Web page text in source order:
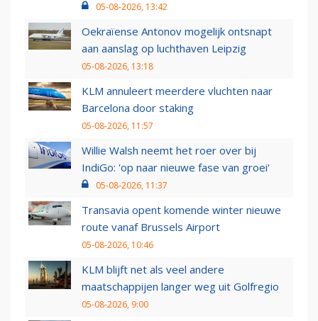
05-08-2026, 13:42
Oekraïense Antonov mogelijk ontsnapt
aan aanslag op luchthaven Leipzig
05-08-2026, 13:18
KLM annuleert meerdere vluchten naar
Barcelona door staking
05-08-2026, 11:57
Willie Walsh neemt het roer over bij
IndiGo: 'op naar nieuwe fase van groei'
05-08-2026, 11:37
Transavia opent komende winter nieuwe
route vanaf Brussels Airport
05-08-2026, 10:46
KLM blijft net als veel andere
maatschappijen langer weg uit Golfregio
05-08-2026, 9:00